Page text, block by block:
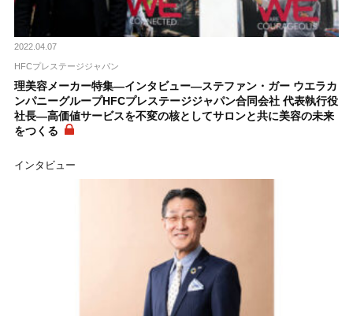
2022.04.07
HFCプレステージジャパン
理美容メーカー特集―インタビュー―ステファン・ガー ウエラカ
ンパニーグループHFCプレステージジャパン合同会社 代表執行役
社長―高価値サービスを不変の核としてサロンと共に美容の未来
をつくる
インタビュー